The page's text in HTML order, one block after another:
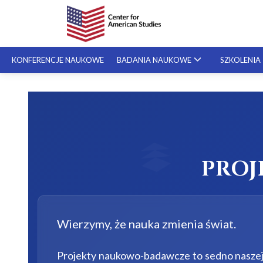
KONFERENCJE NAUKOWE BADANIA NAUKOWE SZKOLENIA
SZKOLENIA SPECJALISTYCZNE
Wierzymy, że nauka zmienia świat.
Projekty naukowo-badawcze to sedno